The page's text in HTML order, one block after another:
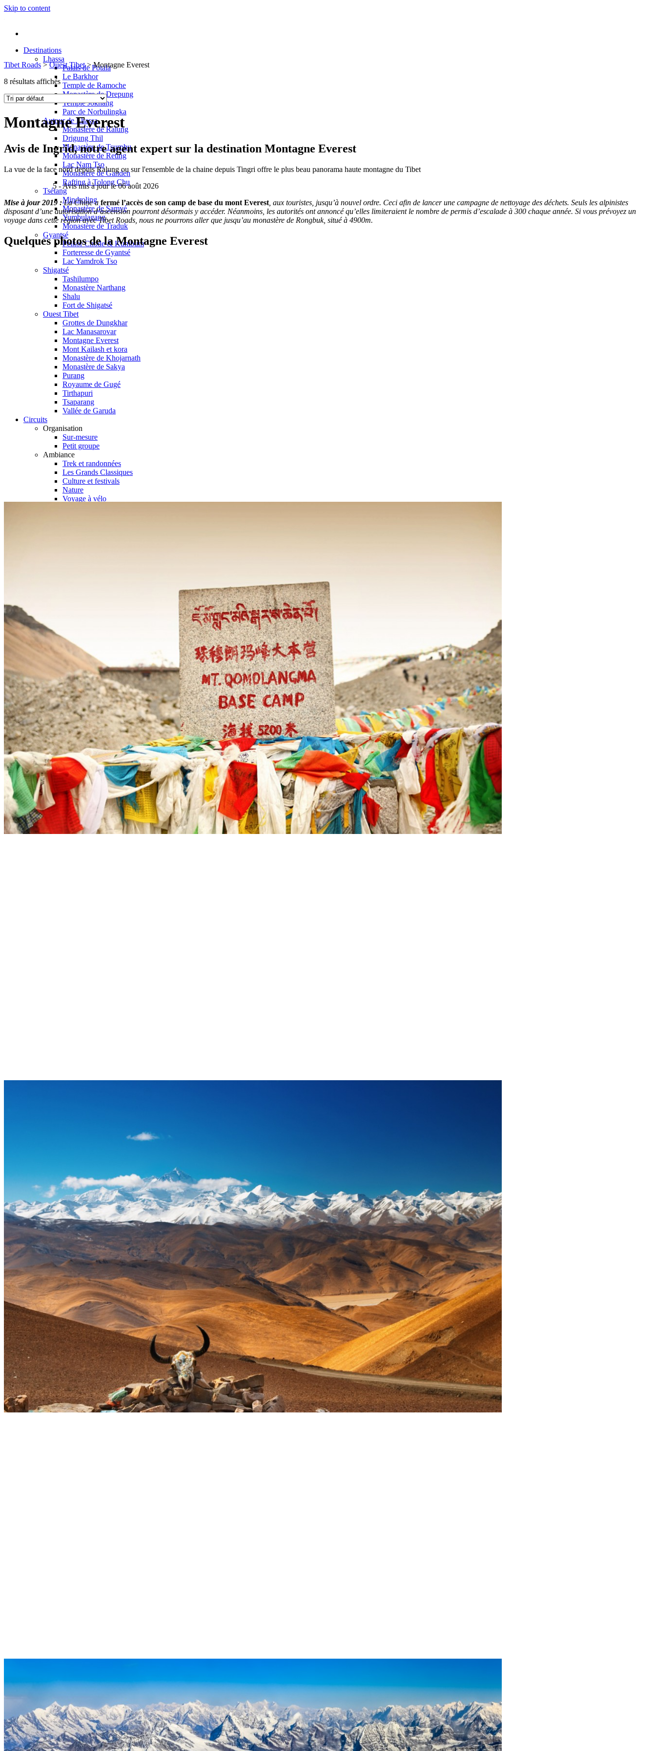
Skip to content
Destinations
Lhassa
Palais de Potala
Le Barkhor
Temple de Ramoche
Monastère de Drepung
Temple Jokhang
Parc de Norbulingka
Autour de Lhassa
Monastère de Ralung
Drigung Thil
Monastère de Tsurphu
Monastère de Reting
Lac Nam Tso
Monastère de Ganden
Rafting à Tolong Chu
Tsétang
Mindroling
Monastère de Samyé
Yumbulagang
Monastère de Traduk
Gyantsé
Pelkor Chode & Kumbum
Forteresse de Gyantsé
Lac Yamdrok Tso
Shigatsé
Tashilumpo
Monastère Narthang
Shalu
Fort de Shigatsé
Ouest Tibet
Grottes de Dungkhar
Lac Manasarovar
Montagne Everest
Mont Kailash et kora
Monastère de Khojarnath
Monastère de Sakya
Purang
Royaume de Gugé
Tirthapuri
Tsaparang
Vallée de Garuda
Circuits
Organisation
Sur-mesure
Petit groupe
Ambiance
Trek et randonnées
Les Grands Classiques
Culture et festivals
Nature
Voyage à vélo
Bouddhisme tibétain
Vidéos du Tibet
Notre agence
Notre agence au Tibet
Réseau Asian Roads
Garanties et engagements Asian Roads
Avis de nos voyageurs
Demande d'info
09 83 07 44 60
Tibet Roads > Ouest Tibet > Montagne Everest
8 résultats affichés
Montagne Everest
Avis de Ingrid, notre agent expert sur la destination Montagne Everest
La vue de la face nord depuis Ralung ou sur l'ensemble de la chaine depuis Tingri offre le plus beau panorama haute montagne du Tibet
5- Avis mis à jour le 06 août 2026
Mise à jour 2019 :La Chine a fermé l’accès de son camp de base du mont Everest , aux touristes, jusqu’à nouvel ordre. Ceci afin de lancer une campagne de nettoyage des déchets. Seuls les alpinistes
disposant d’une autorisation d’ascension pourront désormais y accéder. Néanmoins, les autorités ont annoncé qu’elles limiteraient le nombre de permis d’escalade à 300 chaque année. Si vous prévoyez un
voyage dans cette région avec Tibet Roads, nous ne pourrons aller que jusqu’au monastère de Rongbuk, situé à 4900m.
Quelques photos de la Montagne Everest